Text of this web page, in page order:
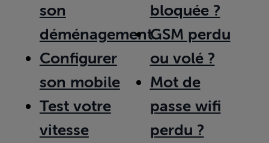
son
déménagement
Configurer
son mobile
Test votre
vitesse
bloquée ?
GSM perdu
ou volé ?
Mot de
passe wifi
perdu ?